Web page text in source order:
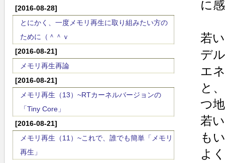
[2016-08-28]
とにかく、一度メモリ再生に取り組みたい方の
ために（＾＾ｖ
[2016-08-21]
メモリ再生再論
[2016-08-21]
メモリ再生（13）~RTカーネルバージョンの
「Tiny Core」
[2016-08-21]
メモリ再生（11）~これで、誰でも簡単「メモリ
再生」
に
若
デ
エ
と
つ
若
も
よ